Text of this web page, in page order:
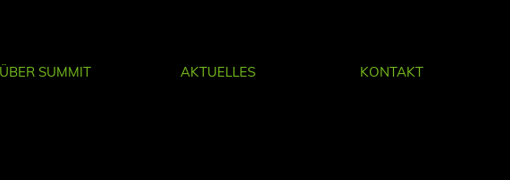
ÜBER SUMMIT AKTUELLES KONTAKT